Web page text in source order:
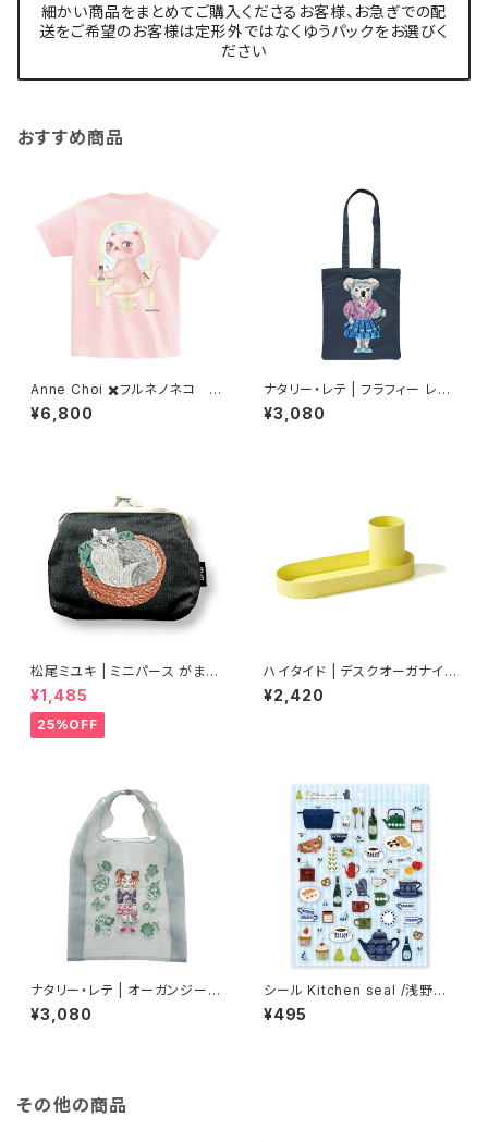
細かい商品をまとめてご購入くださるお客様、お急ぎでの配
送をご希望のお客様は定形外ではなくゆうパックをお選びく
ださい
おすすめ商品
Anne Choi ✖️フルネノネコ 限
定Tシャツ②
¥6,800
ナタリー・レテ | フラフィー レク
タングル トートバッグ コアラ | Fl
uffy Rectangle tote bag K
¥3,080
松尾ミユキ | ミニパース がま口
ポーチ ブラック | Mini Purse
black
¥1,485
25%OFF
ハイタイド | デスクオーガナイ
ザー(スチール)
¥2,420
ナタリー・レテ | オーガンジーバ
ッグ | Organdy Bag Dog
¥3,080
シール Kitchen seal /浅野み
どり
¥495
その他の商品